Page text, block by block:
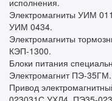
исполнения.
Электромагниты УИМ
УИМ 0434.
Электромагниты
КЭП-1300.
Блоки питания
Электромагнит ПЭ-35ГМ.
Привод